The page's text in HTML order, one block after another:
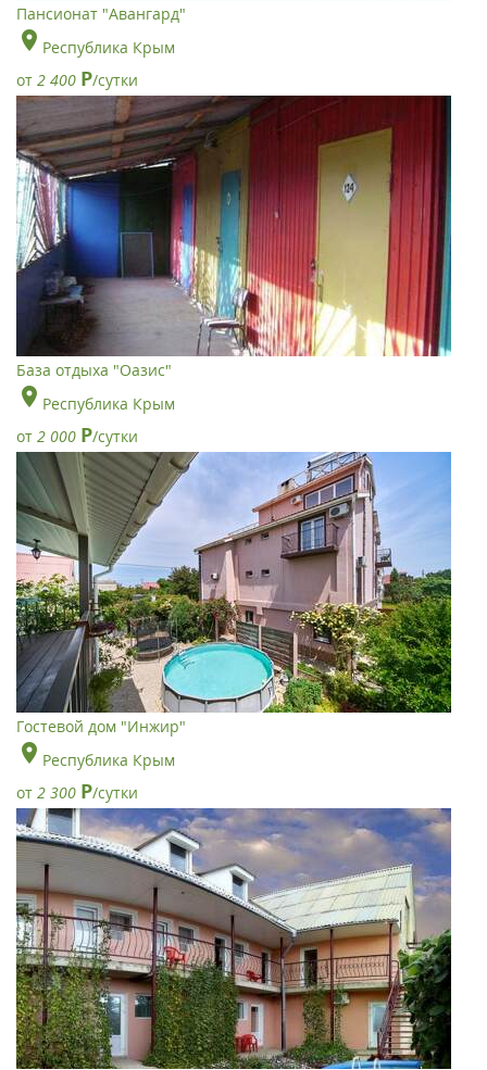
Пансионат "Авангард"
Республика Крым
от 2 400 Р/сутки
База отдыха "Оазис"
Республика Крым
от 2 000 Р/сутки
Гостевой дом "Инжир"
Республика Крым
от 2 300 Р/сутки